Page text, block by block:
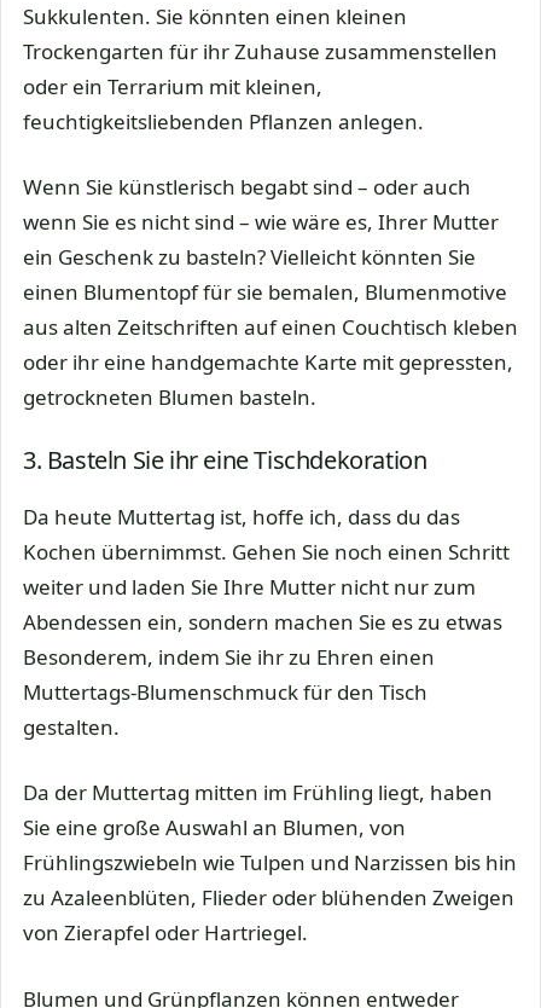
Sukkulenten. Sie könnten einen kleinen
Trockengarten für ihr Zuhause zusammenstellen
oder ein Terrarium mit kleinen,
feuchtigkeitsliebenden Pflanzen anlegen.
Wenn Sie künstlerisch begabt sind – oder auch
wenn Sie es nicht sind – wie wäre es, Ihrer Mutter
ein Geschenk zu basteln? Vielleicht könnten Sie
einen Blumentopf für sie bemalen, Blumenmotive
aus alten Zeitschriften auf einen Couchtisch kleben
oder ihr eine handgemachte Karte mit gepressten,
getrockneten Blumen basteln.
3. Basteln Sie ihr eine Tischdekoration
Da heute Muttertag ist, hoffe ich, dass du das
Kochen übernimmst. Gehen Sie noch einen Schritt
weiter und laden Sie Ihre Mutter nicht nur zum
Abendessen ein, sondern machen Sie es zu etwas
Besonderem, indem Sie ihr zu Ehren einen
Muttertags-Blumenschmuck für den Tisch
gestalten.
Da der Muttertag mitten im Frühling liegt, haben
Sie eine große Auswahl an Blumen, von
Frühlingszwiebeln wie Tulpen und Narzissen bis hin
zu Azaleenblüten, Flieder oder blühenden Zweigen
von Zierapfel oder Hartriegel.
Blumen und Grünpflanzen können entweder